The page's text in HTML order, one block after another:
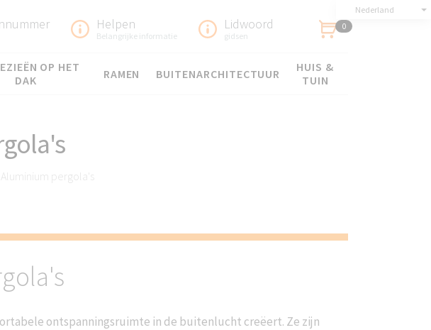
Nederland
Helpen
Belangrijke informatie
Lidwoord
gidsen
0
OP HET
DAK
RAMEN BUITENARCHITECTUUR
HUIS &
TUIN
Aluminium pergola's
ontspanningsruimte in de buitenlucht creëert. Ze zijn